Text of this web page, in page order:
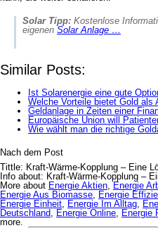
Solar Tipp: Kostenlose
eigenen Solar Anlage …
Similar Posts:
Ist Solarenergie eine gute
Welche Vorteile bietet Gold als
Geldanlage in Zeiten einer
Europäische Union will
Wie wählt man die richtige
Nach dem Post
Tittle: Kraft-Wärme-Kopplung – Eine
Info about: Kraft-Wärme-Kopplung –
More about Energie Aktien, Energie
Energie Aus Biomasse, Energie
Energie Einheit, Energie Im Alltag,
Deutschland, Energie Online, Energie
more.